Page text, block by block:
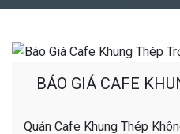
BÁO GIÁ CAFE
Quán Cafe Khung Thép